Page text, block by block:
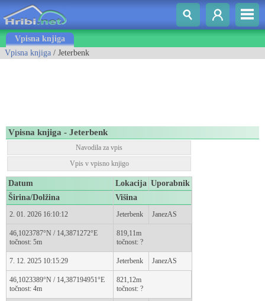
Vpisna knjiga
Vpisna knjiga / Jeterbenk
Vpisna knjiga - Jeterbenk
Navodila za vpis
Vpis v vpisno knjigo
Datum Lokacija Uporabnik
Širina/Dolžina
Višina
2. 01. 2026 16:10:12 Jeterbenk JanezAS
46,1023787°N / 14,3871272°E
točnost: 5m
819,11m
točnost: ?
7. 12. 2025 10:15:29 Jeterbenk JanezAS
46,1023389°N / 14,387194951°E
točnost: 4m
821,12m
točnost: ?